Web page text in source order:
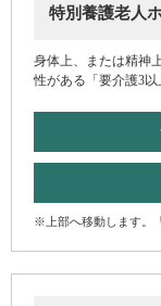
特別養護老人
身体上、または精神
性がある「要介護3以
※上部へ移動します。